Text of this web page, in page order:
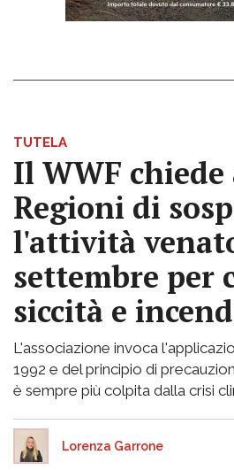
TUTELA
Il WWF chiede
Regioni di
l'attività
settembre per
siccità e
L'associazione invoca
1992 e del principio di
è sempre più colpita dalla crisi
Lorenza Garrone